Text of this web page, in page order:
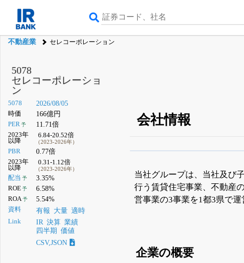
不動産業 セレコーポレーション
5078
セレコーポレーショ
ン
5078 2026/08/05
時価 166億円
PER予 11.71倍
2023年
以降
6.84-20.52倍
（2023-2026年）
PBR 0.77倍
2023年
以降
0.31-1.12倍
（2023-2026年）
配当 予 3.35%
ROE予 6.58%
ROA予 5.54%
資料 有報 大量 適時
Link IR 決算 業績
四半期
価値
CSV,JSON
会社情報
無料でβ
登録すると永久
当社グループは、当社及び
行う賃貸住宅事業、不動産
営事業の3事業を1都3県で
企業の概要